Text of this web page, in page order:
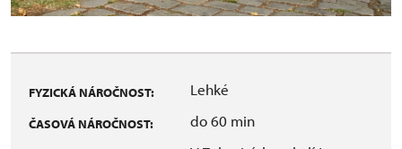
FYZICKÁ NÁROČNOST: Lehké
ČASOVÁ NÁROČNOST: do 60 min